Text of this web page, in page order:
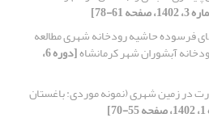
فرسوده حاشیه رودخانه شهری مطالعه
آبشوران شهر کرمانشاه [دوره 6،
در زمین شهری (نمونه موردی: باغستان